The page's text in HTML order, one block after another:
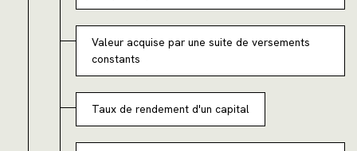
Valeur acquise par une suite de versements
constants
Taux de rendement d'un capital